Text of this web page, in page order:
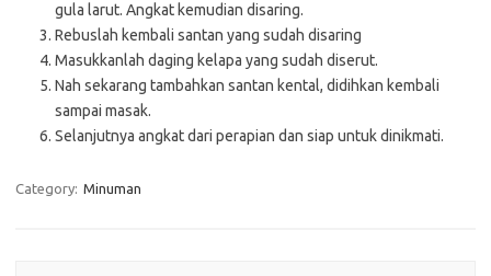
gula larut. Angkat kemudian disaring.
Rebuslah kembali santan yang sudah disaring
Masukkanlah daging kelapa yang sudah diserut.
Nah sekarang tambahkan santan kental, didihkan kembali
sampai masak.
Selanjutnya angkat dari perapian dan siap untuk dinikmati.
Category: Minuman